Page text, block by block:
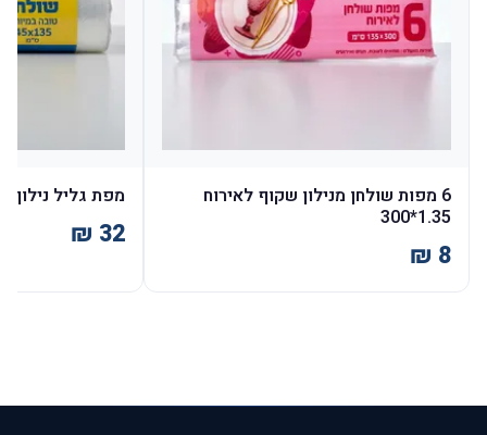
6 מפות שולחן מנילון שקוף לאירוח
1.35*300
מפת גליל נילון 45*135 - 1.3 ק"ג